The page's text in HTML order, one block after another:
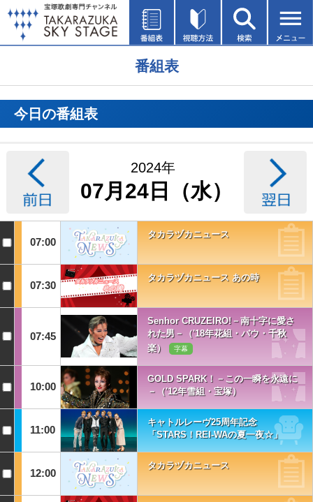
番組表
今日の番組表
2024年
07月24日（水）
07:00
タカラヅカニュース
07:30
タカラヅカニュース あの時
07:45
Senhor CRUZEIRO!－南十字に愛さ
れた男－（'18年花組・バウ・千秋
楽）
字幕
10:00
GOLD SPARK！－この一瞬を永遠に
－（'12年雪組・宝塚）
11:00
キャトルレーヴ25周年記念
「STARS！REI-WAの夏一夜☆」
12:00
タカラヅカニュース